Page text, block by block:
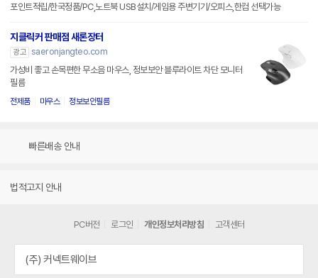
포인트적립/한국정품/PC,노트북 USB설치/게임용 주변기기/오피스,한컴 선택가능
지클릭커 판매점 새론장터
광고 saeronjangteo.com
가성비 좋고 손목편한 무소음 마우스, 정보보안 블루라이트 차단 모니터
필름
전제품 마우스 정보보안필름
빠른배송 안내
법적고지 안내
PC버전 로그인 개인정보처리방침 고객센터
(주) 커넥트웨이브